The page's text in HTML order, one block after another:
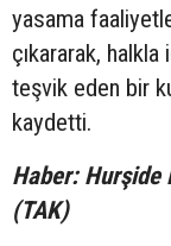
yasama
çıkararak, halkla
teşvik eden bir
kaydetti.
Haber: Hurşide
(TAK)